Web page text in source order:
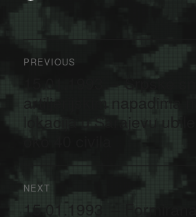
Navigacija
PREVIOUS
15.01.1993. – Srpske
artiljerijskim napadima
lokacija u Sarajevu
oko 40 civila
NEXT
Next
15.01.1993. – Formirana